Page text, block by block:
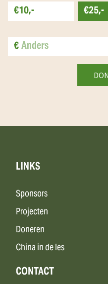
€10,- €25,-
€
LINKS
Sponsors
Projecten
Doneren
China in de les
CONTACT